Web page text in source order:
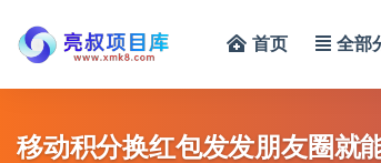
首页 全部
移动积分换红包发发朋友圈就